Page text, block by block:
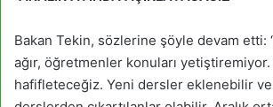
Bakan Tekin, sözlerine şöyle devam etti:
ağır, öğretmenler konuları yetiştiremiyor.
hafifleteceğiz. Yeni dersler eklenebilir